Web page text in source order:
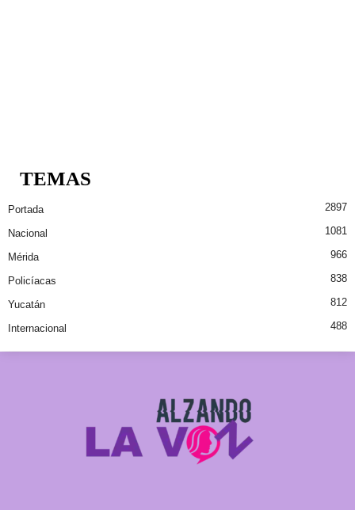
TEMAS
Portada 2897
Nacional 1081
Mérida 966
Policíacas 838
Yucatán 812
Internacional 488